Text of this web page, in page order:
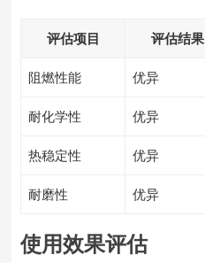
评估项目 评估结果
阻燃性能 优异
耐化学性 优异
热稳定性 优异
耐磨性 优异
使用效果评估